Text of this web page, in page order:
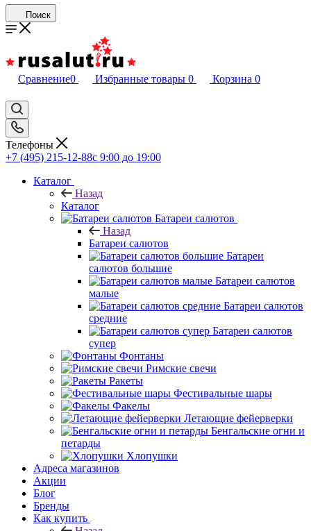
Поиск
Сравнение0 Избранные товары 0 Корзина 0
Телефоны
+7 (495) 215-12-88c 9:00 до 19:00
Каталог
Назад
Каталог
Батареи салютов
Назад
Батареи салютов
Батареи
салютов большие
Батареи салютов
малые
Батареи салютов
средние
Батареи салютов
супер
Фонтаны
Римские свечи
Ракеты
Фестивальные шары
Факелы
Летающие фейерверки
Бенгальские огни и
петарды
Хлопушки
Адреса магазинов
Акции
Блог
Бренды
Как купить